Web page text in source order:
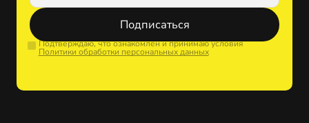
Подписаться
Подтверждаю, что ознакомлен и принимаю условия
Политики обработки персональных данных